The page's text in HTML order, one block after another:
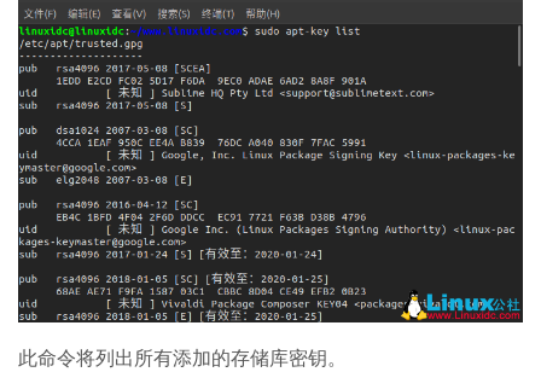
此命令将列出所有添加的存储库密钥。